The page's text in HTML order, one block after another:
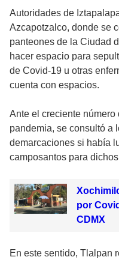
Autoridades de
Azcapotzalco, donde se
panteones de la Ciudad
hacer espacio para
de Covid-19 u otras
cuenta con espacios.
Ante el creciente número
pandemia, se consultó a
demarcaciones si había
camposantos para
por
CDMX
En este sentido, Tlalpan